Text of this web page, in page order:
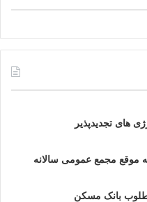
های تجدیدپذیر
موقع مجمع عمومی سالانه
بانک مسکن